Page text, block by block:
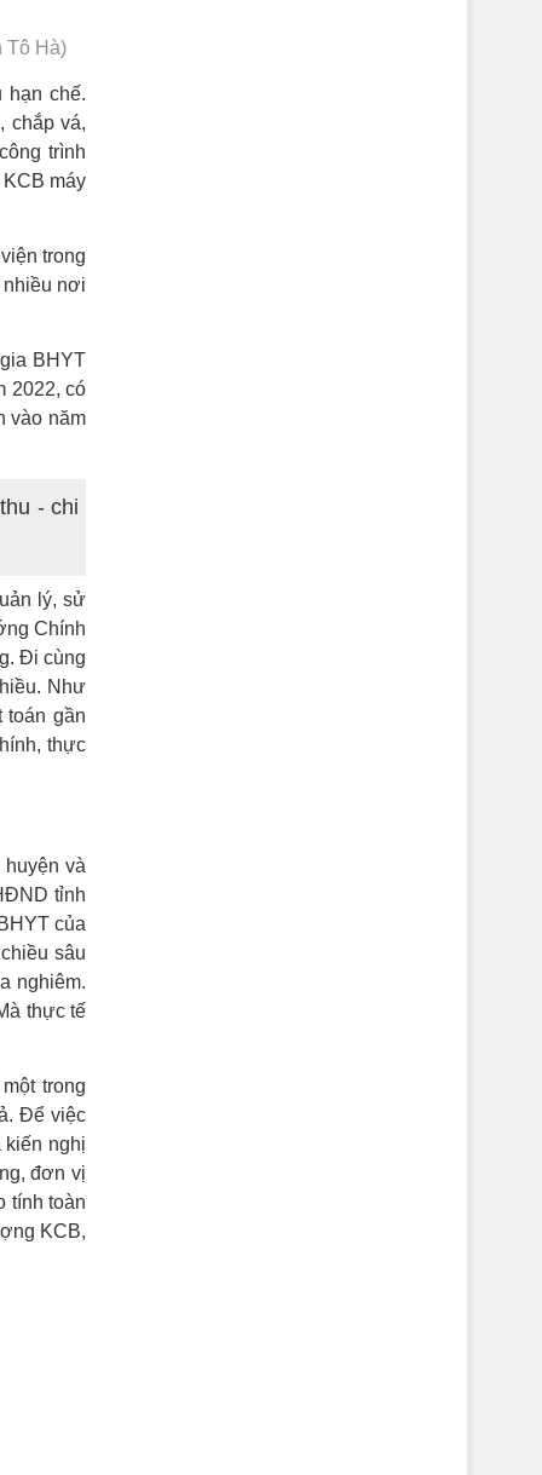
Tô Hà)
hạn chế.
chắp vá,
trình
máy
trong
nhiều nơi
BHYT
2022, có
vào năm
- chi
lý, sử
Chính
Đi cùng
Như
toán gần
thực
và
tỉnh
của
sâu
nghiêm.
thực tế
trong
Để việc
kiến nghị
đơn vị
tính toàn
KCB,